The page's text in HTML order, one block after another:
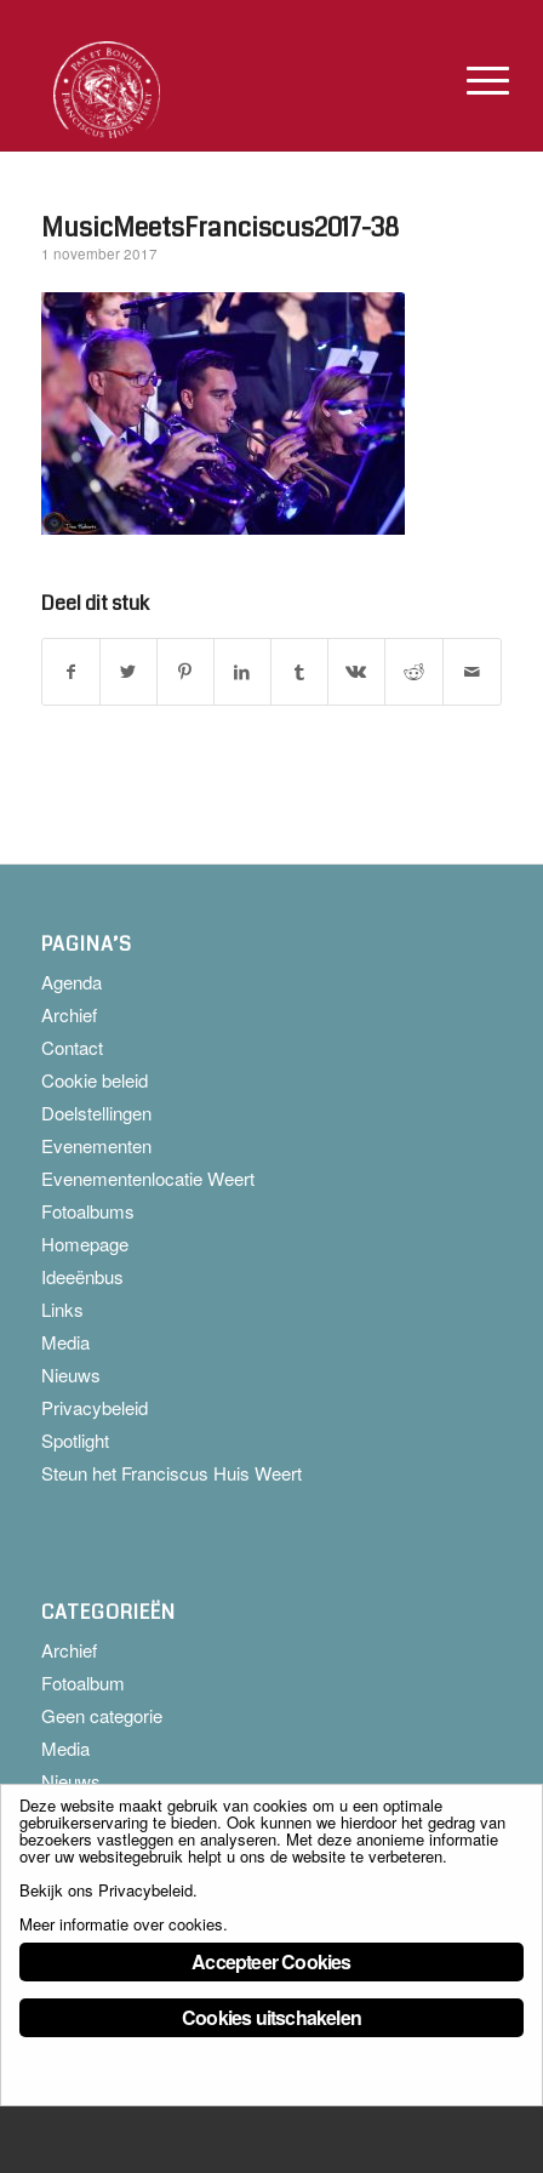
MusicMeetsFranciscus2017-38
1 november 2017
Deel dit stuk
PAGINA’S
Agenda
Archief
Contact
Cookie beleid
Doelstellingen
Evenementen
Evenementenlocatie Weert
Fotoalbums
Homepage
Ideeënbus
Links
Media
Nieuws
Privacybeleid
Spotlight
Steun het Franciscus Huis Weert
CATEGORIEËN
Archief
Fotoalbum
Geen categorie
Media
Nieuws
© Copyright - Franciscus Huis Weert B.V. - webdesign:
Deze website maakt gebruik van cookies om u een optimale
gebruikerservaring te bieden. Ook kunnen we hierdoor het gedrag van
bezoekers vastleggen en analyseren. Met deze anonieme informatie
over uw websitegebruik helpt u ons de website te verbeteren.
Bekijk ons Privacybeleid.
Meer informatie over cookies.
Accepteer Cookies
Cookies uitschakelen